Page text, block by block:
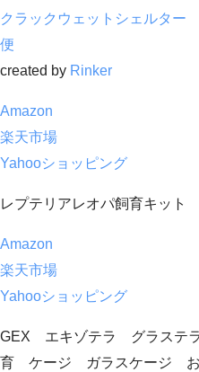
クラックウェットシェルタ
便
created by Rinker
Amazon
楽天市場
Yahooショッピング
レプテリアレオパ飼育キット
Amazon
楽天市場
Yahooショッピング
GEX エキゾテラ グラス
育 ケージ ガラスケージ お